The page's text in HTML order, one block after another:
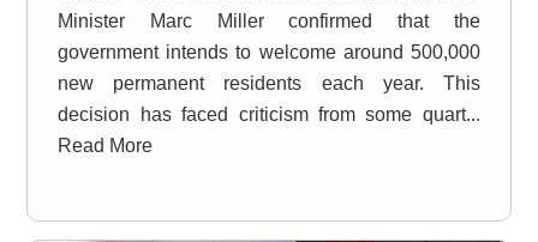
Minister Marc Miller confirmed that the
government intends to welcome around 500,000
new permanent residents each year. This
decision has faced criticism from some quart...
Read More